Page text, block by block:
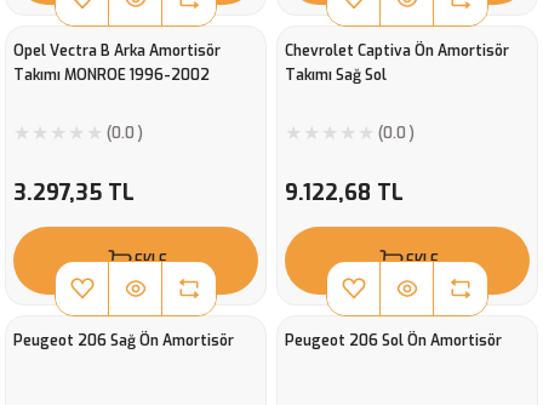
Opel Vectra B Arka Amortisör
Takımı MONROE 1996-2002
(0.0 )
3.297,35 TL
EKLE
Chevrolet Captiva Ön Amortisör
Takımı Sağ Sol
(0.0 )
9.122,68 TL
EKLE
Peugeot 206 Sağ Ön Amortisör Peugeot 206 Sol Ön Amortisör